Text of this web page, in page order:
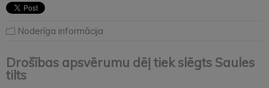
Noderīga informācija
Drošības apsvērumu dēļ tiek slēgts Saules
tilts